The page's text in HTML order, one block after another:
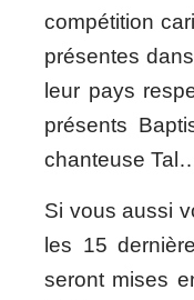
compétition
présentes
leur pays
présents
chanteuse
Si vous aussi
les 15
seront mises